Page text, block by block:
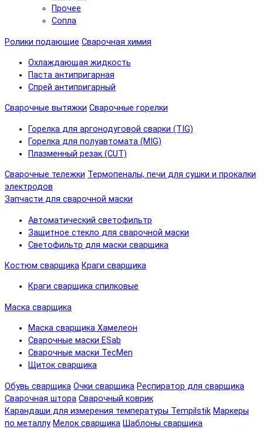
Прочее
Сопла
Ролики подающие Сварочная химия
Охлаждающая жидкость
Паста антипригарная
Спрей антипригарный
Сварочные вытяжки Сварочные горелки
Горелка для аргонодуговой сварки (TIG)
Горелка для полуавтомата (MIG)
Плазменный резак (CUT)
Сварочные тележки Термопеналы, печи для сушки и прокалки
электродов
Запчасти для сварочной маски
Автоматический светофильтр
Защитное стекло для сварочной маски
Светофильтр для маски сварщика
Костюм сварщика Краги сварщика
Краги сварщика спилковые
Маска сварщика
Маска сварщика Хамелеон
Сварочные маски ESab
Сварочные маски TecMen
Щиток сварщика
Обувь сварщика Очки сварщика Респиратор для сварщика
Сварочная штора Сварочный коврик
Карандаши для измерения температуры Tempilstik Маркеры
по металлу Мелок сварщика Шаблоны сварщика